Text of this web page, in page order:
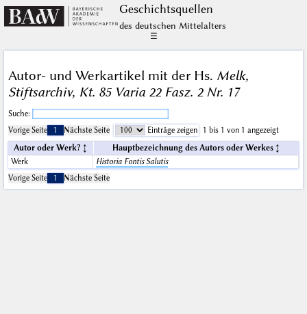
Geschichts­quellen
des deutschen Mittelalters
☰
Autor- und Werkartikel mit der Hs. Melk,
Stiftsarchiv, Kt. 85 Varia 22 Fasz. 2 Nr. 17
Suche:
Vorige Seite
1 Nächste Seite Einträge zeigen
1 bis 1 von 1 angezeigt
Autor oder Werk?
Hauptbezeichnung des Autors oder Werkes
Werk
Historia Fontis Salutis
Vorige Seite
1 Nächste Seite